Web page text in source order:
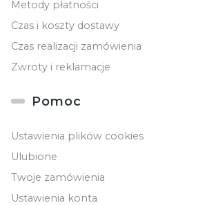
Metody płatności
Czas i koszty dostawy
Czas realizacji zamówienia
Zwroty i reklamacje
Pomoc
Ustawienia plików cookies
Ulubione
Twoje zamówienia
Ustawienia konta